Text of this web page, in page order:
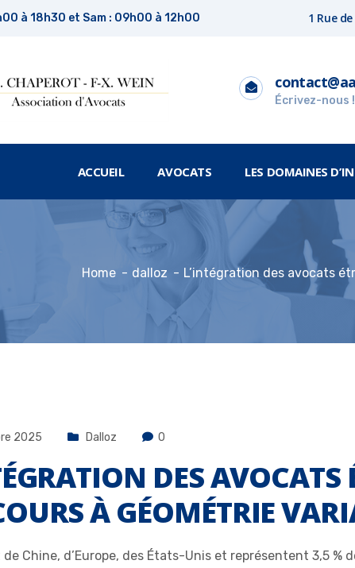
à 18h30 et Sam : 09h00 à 12h00 1 Rue
Écrivez-nous !
ACCUEIL AVOCATS LES DOMAINES
Home dalloz L’intégration des avocats
2025 Dalloz 0
DES
À GÉOMÉTRIE
de Chine, d’Europe, des États-Unis et représentent 3,5